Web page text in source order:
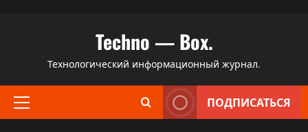
содержимому
Techno — Box.
Технологический информационный журнал.
Основное
ПОДПИСАТЬСЯ